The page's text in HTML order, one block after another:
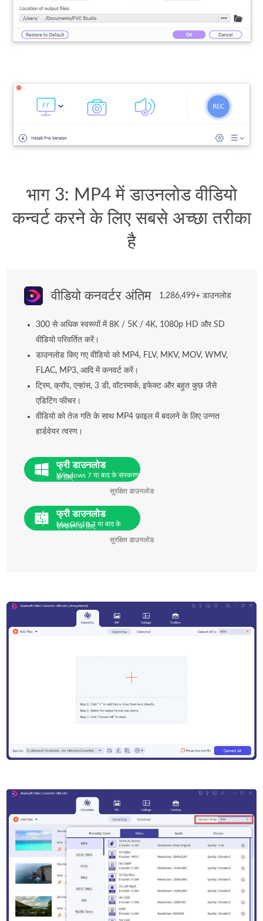
भाग 3: MP4 में डाउनलोड वीडियो
कन्वर्ट करने के लिए सबसे अच्छा तरीका
है
वीडियो कनवर्टर अंतिम 1,286,499+ डाउनलोड
300 से अधिक स्वरूपों में 8K / 5K / 4K, 1080p HD और SD
वीडियो परिवर्तित करें।
डाउनलोड किए गए वीडियो को MP4, FLV, MKV, MOV, WMV,
FLAC, MP3, आदि में कनवर्ट करें।
ट्रिम, क्रॉप, एन्हांस, 3 डी, वॉटरमार्क, इफेक्ट और बहुत कुछ जैसे
एडिटिंग फीचर।
वीडियो को तेज गति के साथ MP4 फ़ाइल में बदलने के लिए उन्नत
हार्डवेयर त्वरण।
फ्री डाउनलोड
Windows 7 या बाद के संस्करण
के लिए
सुरक्षित डाउनलोड
फ्री डाउनलोड
MacOS 10.7 या बाद के
संस्करण के लिए
सुरक्षित डाउनलोड